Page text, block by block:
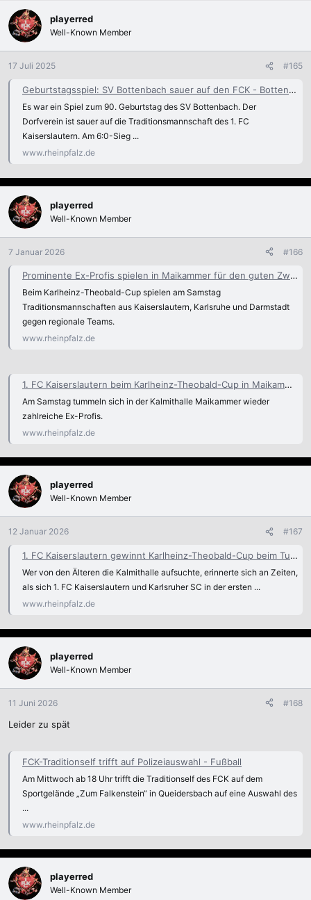
playerred
Well-Known Member
17 Juli 2025 #165
Geburtstagsspiel: SV Bottenbach sauer auf den FCK - Bottenbach
Es war ein Spiel zum 90. Geburtstag des SV Bottenbach. Der
Dorfverein ist sauer auf die Traditionsmannschaft des 1. FC
Kaiserslautern. Am 6:0-Sieg ...
www.rheinpfalz.de
playerred
Well-Known Member
7 Januar 2026 #166
Prominente Ex-Profis spielen in Maikammer für den guten Zweck - Maikammer
Beim Karlheinz-Theobald-Cup spielen am Samstag
Traditionsmannschaften aus Kaiserslautern, Karlsruhe und Darmstadt
gegen regionale Teams.
www.rheinpfalz.de
1. FC Kaiserslautern beim Karlheinz-Theobald-Cup in Maikammer - Fussball
Am Samstag tummeln sich in der Kalmithalle Maikammer wieder
zahlreiche Ex-Profis.
www.rheinpfalz.de
playerred
Well-Known Member
12 Januar 2026 #167
1. FC Kaiserslautern gewinnt Karlheinz-Theobald-Cup beim TuS Maikammer - Fussball
Wer von den Älteren die Kalmithalle aufsuchte, erinnerte sich an Zeiten,
als sich 1. FC Kaiserslautern und Karlsruher SC in der ersten ...
www.rheinpfalz.de
playerred
Well-Known Member
11 Juni 2026 #168
Leider zu spät
FCK-Traditionself trifft auf Polizeiauswahl - Fußball
Am Mittwoch ab 18 Uhr trifft die Traditionself des FCK auf dem
Sportgelände „Zum Falkenstein“ in Queidersbach auf eine Auswahl des
...
www.rheinpfalz.de
playerred
Well-Known Member